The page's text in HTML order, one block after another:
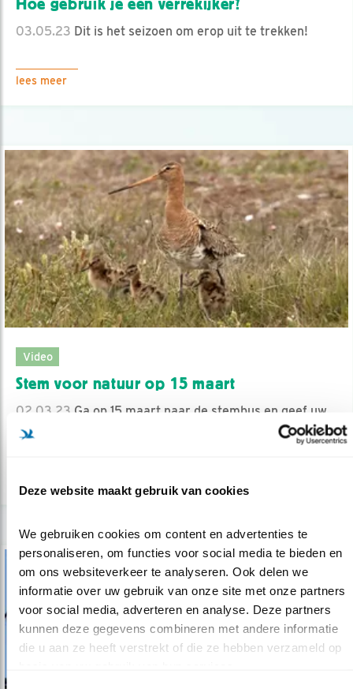
Deze website maakt gebruik van cookies
We gebruiken cookies om content en advertenties te
personaliseren, om functies voor social media te bieden en
om ons websiteverkeer te analyseren. Ook delen we
informatie over uw gebruik van onze site met onze partners
voor social media, adverteren en analyse. Deze partners
kunnen deze gegevens combineren met andere informatie
die u aan ze heeft verstrekt of die ze hebben verzameld op
03.05.23 Dit is het seizoen om erop uit te trekken!
lees meer
Video
Stem voor natuur op 15 maart
02.03.23 Ga op 15 maart naar de stembus en geef uw
stem aan de vogels!